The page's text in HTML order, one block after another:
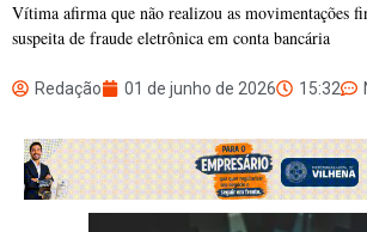
Vítima afirma que não realizou as movimentações
suspeita de fraude eletrônica em conta bancária
Redação 01 de junho de 2026 15:32